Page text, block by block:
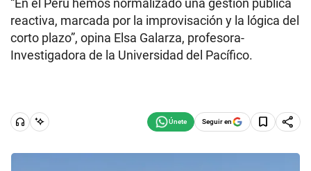
“En el Perú hemos normalizado una gestión pública
reactiva, marcada por la improvisación y la lógica del
corto plazo”, opina Elsa Galarza, profesora-
Investigadora de la Universidad del Pacífico.
Seguir en